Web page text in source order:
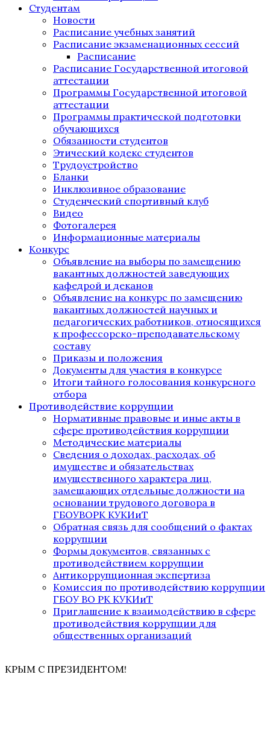
Студентам
Новости
Расписание учебных занятий
Расписание экзаменационных сессий
Расписание
Расписание Государственной итоговой
аттестации
Программы Государственной итоговой
аттестации
Программы практической подготовки
обучающихся
Обязанности студентов
Этический кодекс студентов
Трудоустройство
Бланки
Инклюзивное образование
Студенческий спортивный клуб
Видео
Фотогалерея
Информационные материалы
Конкурс
Объявление на выборы по замещению
вакантных должностей заведующих
кафедрой и деканов
Объявление на конкурс по замещению
вакантных должностей научных и
педагогических работников, относящихся
к профессорско-преподавательскому
составу
Приказы и положения
Документы для участия в конкурсе
Итоги тайного голосования конкурсного
отбора
Противодействие коррупции
Нормативные правовые и иные акты в
сфере противодействия коррупции
Методические материалы
Сведения о доходах, расходах, об
имуществе и обязательствах
имущественного характера лиц,
замещающих отдельные должности на
основании трудового договора в
ГБОУВОРК КУКИиТ
Обратная связь для сообщений о фактах
коррупции
Формы документов, связанных с
противодействием коррупции
Антикоррупционная экспертиза
Комиссия по противодействию коррупции
ГБОУ ВО РК КУКИиТ
Приглашение к взаимодействию в сфере
противодействия коррупции для
общественных организаций
КРЫМ С ПРЕЗИДЕНТОМ!